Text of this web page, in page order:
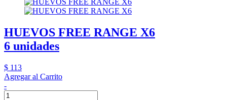
HUEVOS FREE RANGE X6
6 unidades
$ 113
Agregar al Carrito
-